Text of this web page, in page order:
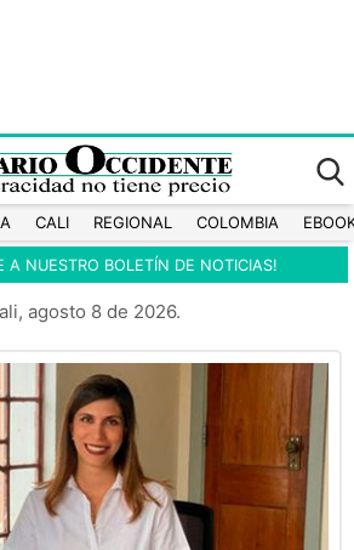
CALI REGIONAL COLOMBIA
A NUESTRO BOLETÍN DE NOTICIAS!
agosto 8 de 2026.